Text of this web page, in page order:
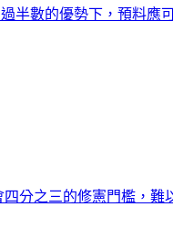
半數的優勢下，預料
分之三的修憲門檻，